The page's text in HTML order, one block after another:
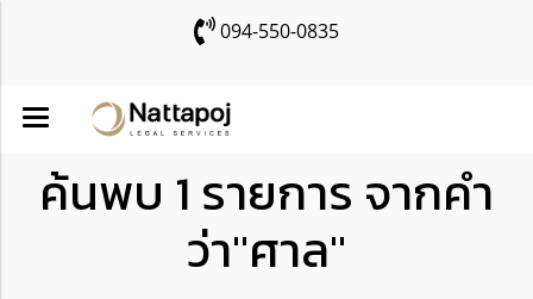
094-550-0835
ค้นพบ 1 รายการ จากคำ
ว่า"ศาล"